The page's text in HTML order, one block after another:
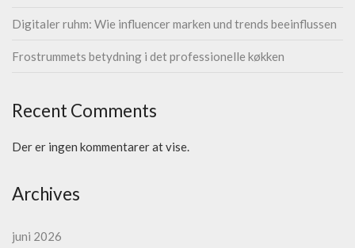
Digitaler ruhm: Wie influencer marken und trends beeinflussen
Frostrummets betydning i det professionelle køkken
Recent Comments
Der er ingen kommentarer at vise.
Archives
juni 2026